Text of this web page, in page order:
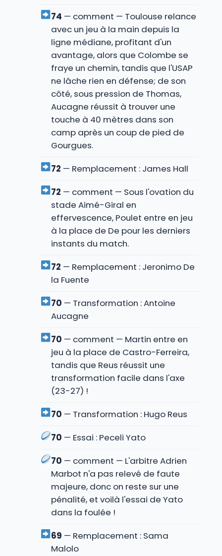
74 — comment — Toulouse relance
avec un jeu à la main depuis la
ligne médiane, profitant d'un
avantage, alors que Colombe se
fraye un chemin, tandis que l'USAP
ne lâche rien en défense; de son
côté, sous pression de Thomas,
Aucagne réussit à trouver une
touche à 40 mètres dans son
camp après un coup de pied de
Gourgues.
72 — Remplacement : James Hall
72 — comment — Sous l'ovation du
stade Aimé-Giral en
effervescence, Poulet entre en jeu
à la place de De pour les derniers
instants du match.
72 — Remplacement : Jeronimo De
la Fuente
70 — Transformation : Antoine
Aucagne
70 — comment — Martin entre en
jeu à la place de Castro-Ferreira,
tandis que Reus réussit une
transformation facile dans l'axe
(23-27) !
70 — Transformation : Hugo Reus
70 — Essai : Peceli Yato
70 — comment — L'arbitre Adrien
Marbot n'a pas relevé de faute
majeure, donc on reste sur une
pénalité, et voilà l'essai de Yato
dans la foulée !
69 — Remplacement : Sama
Malolo